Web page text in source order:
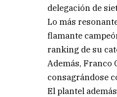
delegación de
Lo más
flamante
ranking de su
Además, Franco
consagrándose
El plantel